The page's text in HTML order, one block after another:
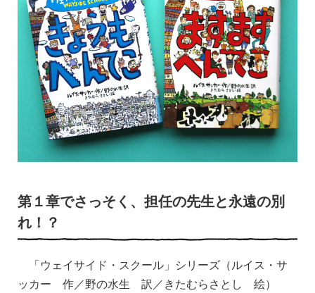
第１章でさっそく、担任の先生と永遠の別
れ！？
「ウェイサイド・スクール」シリーズ（ルイス・サ
ッカー 作／野の水生 訳／きたむらさとし 絵）